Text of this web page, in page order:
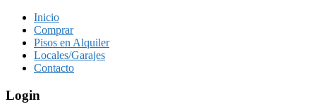
Inicio
Comprar
Pisos en Alquiler
Locales/Garajes
Contacto
Login